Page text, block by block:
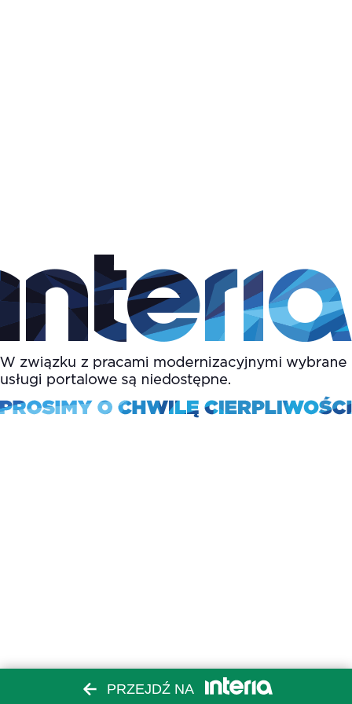
PRZEJDŹ NA